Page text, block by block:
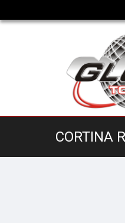
CORTINA